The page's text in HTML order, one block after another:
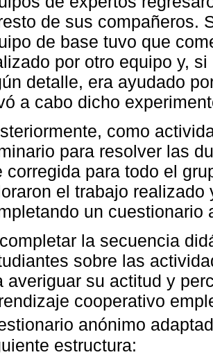
de sus compañeros.
de base tuvo que
por otro equipo y,
detalle, era ayudado
a cabo dicho
como
para resolver las
corregida para todo el
el trabajo
un cuestionario
la secuencia
sobre las
averiguar su actitud y
cooperativo
anónimo
estructura: